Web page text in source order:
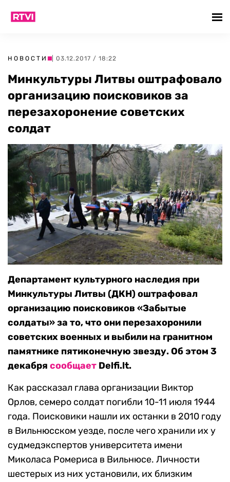
НОВОСТИ | 03.12.2017 / 18:22
Минкультуры Литвы оштрафовало
организацию поисковиков за
перезахоронение советских
солдат
Департамент культурного наследия при
Минкультуры Литвы (ДКН) оштрафовал
организацию поисковиков «Забытые
солдаты» за то, что они перезахоронили
советских военных и выбили на гранитном
памятнике пятиконечную звезду. Об этом 3
декабря сообщает Delfi.lt.
Как рассказал глава организации Виктор
Орлов, семеро солдат погибли 10-11 июля 1944
года. Поисковики нашли их останки в 2010 году
в Вильнюсском уезде, после чего хранили их у
судмедэкспертов университета имени
Миколаса Ромериса в Вильнюсе. Личности
шестерых из них установили, их близким